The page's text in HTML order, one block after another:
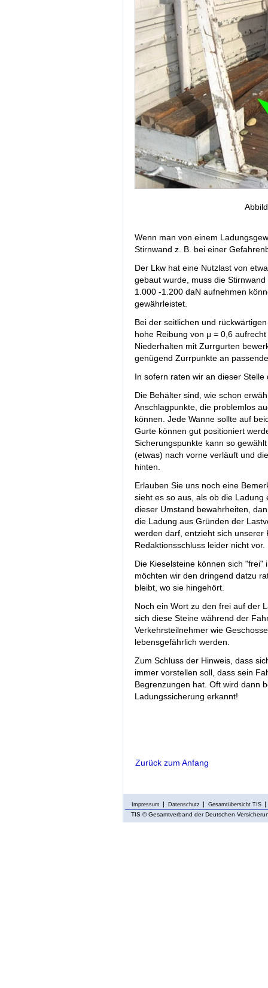
Wenn man von einem
Stirnwand z. B. bei einer
Der Lkw hat eine Nutzlast von
gebaut wurde, muss die
1.000 -1.200 daN aufnehmen
gewährleistet.
Bei der seitlichen und
hohe Reibung von μ = 0,6
Niederhalten mit Zurrgurten
genügend Zurrpunkte an
In sofern raten wir an dieser
Die Behälter sind, wie schon
Anschlagpunkte, die problemlos
können. Jede Wanne sollte auf
Gurte können gut positioniert
Sicherungspunkte kann so
(etwas) nach vorne verläuft und
hinten.
Erlauben Sie uns noch eine
sieht es so aus, als ob die Ladung
dieser Umstand bewahrheiten,
die Ladung aus Gründen der
werden darf, entzieht sich unserer
Redaktionsschluss leider nicht vor.
Die Kieselsteine können sich
möchten wir den dringend datzu
bleibt, wo sie hingehört.
Noch ein Wort zu den frei auf der
sich diese Steine während der
Verkehrsteilnehmer wie
lebensgefährlich werden.
Zum Schluss der Hinweis, dass
immer vorstellen soll, dass sein
Begrenzungen hat. Oft wird dann
Ladungssicherung erkannt!
Zurück zum Anfang
Impressum Datenschutz Gesamtübersicht TIS
TIS © Gesamtverband der Deutschen